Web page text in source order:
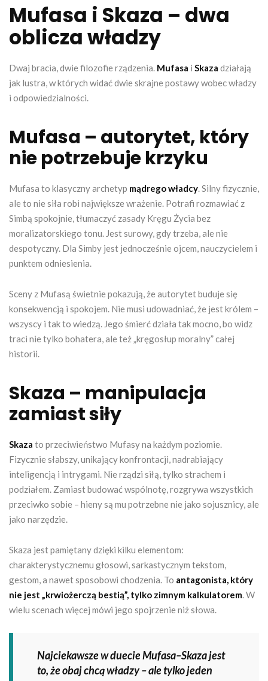
Mufasa i Skaza – dwa
oblicza władzy
Dwaj bracia, dwie filozofie rządzenia. Mufasa i Skaza działają
jak lustra, w których widać dwie skrajne postawy wobec władzy
i odpowiedzialności.
Mufasa – autorytet, który
nie potrzebuje krzyku
Mufasa to klasyczny archetyp mądrego władcy . Silny fizycznie,
ale to nie siła robi największe wrażenie. Potrafi rozmawiać z
Simbą spokojnie, tłumaczyć zasady Kręgu Życia bez
moralizatorskiego tonu. Jest surowy, gdy trzeba, ale nie
despotyczny. Dla Simby jest jednocześnie ojcem, nauczycielem i
punktem odniesienia.
Sceny z Mufasą świetnie pokazują, że autorytet buduje się
konsekwencją i spokojem. Nie musi udowadniać, że jest królem –
wszyscy i tak to wiedzą. Jego śmierć działa tak mocno, bo widz
traci nie tylko bohatera, ale też „kręgosłup moralny” całej
historii.
Skaza – manipulacja
zamiast siły
Skaza to przeciwieństwo Mufasy na każdym poziomie.
Fizycznie słabszy, unikający konfrontacji, nadrabiający
inteligencją i intrygami. Nie rządzi siłą, tylko strachem i
podziałem. Zamiast budować wspólnotę, rozgrywa wszystkich
przeciwko sobie – hieny są mu potrzebne nie jako sojusznicy, ale
jako narzędzie.
Skaza jest pamiętany dzięki kilku elementom:
charakterystycznemu głosowi, sarkastycznym tekstom,
gestom, a nawet sposobowi chodzenia. To antagonista, który
nie jest „krwiożerczą bestią”, tylko zimnym kalkulatorem . W
wielu scenach więcej mówi jego spojrzenie niż słowa.
Najciekawsze w duecie Mufasa–Skaza jest
to, że obaj chcą władzy – ale tylko jeden